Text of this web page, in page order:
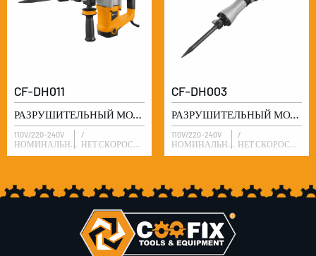
CF-DH011
РАЗРУШИТЕЛЬНЫЙ МОЛОТ
110V/220-240V
НОМИНАЛЬНОЕ НАПРЯЖЕНИЕ
/
НЕТ СКОРОСТИ ЗАГРУЗКИ
CF-DH003
РАЗРУШИТЕЛЬНЫЙ МОЛОТ
110V/220-240V
НОМИНАЛЬНОЕ НАПРЯЖЕНИЕ
/
НЕТ СКОРОСТИ ЗАГРУЗКИ